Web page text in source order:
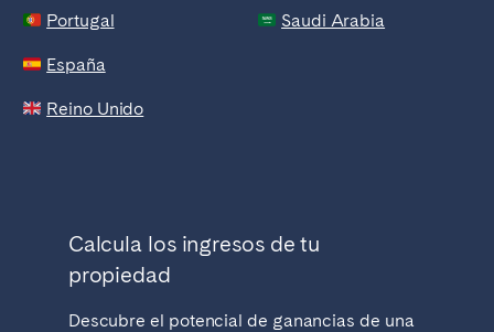
Portugal Saudi Arabia
España
Reino Unido
Calcula los ingresos de tu
propiedad
Descubre el potencial de ganancias de una